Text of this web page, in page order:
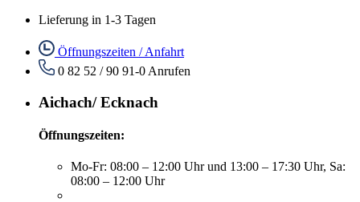
Lieferung in 1-3 Tagen
Öffnungszeiten / Anfahrt
0 82 52 / 90 91-0 Anrufen
Aichach/ Ecknach
Öffnungszeiten:
Mo-Fr: 08:00 – 12:00 Uhr und 13:00 – 17:30 Uhr, Sa:
08:00 – 12:00 Uhr